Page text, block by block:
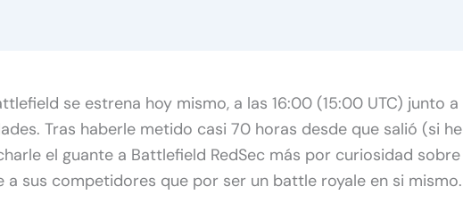
se estrena hoy mismo, a las 16:00 (15:00 UTC) junto a
Tras haberle metido casi 70 horas desde que salió (si he
el guante a Battlefield RedSec más por curiosidad sobre
sus competidores que por ser un battle royale en si mismo.